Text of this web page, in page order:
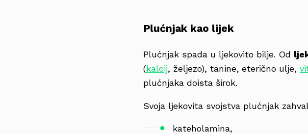
Plućnjak kao lijek
Plućnjak spada u ljekovito bilje. Od
(kalcij, željezo), tanine, eterično ulje,
plućnjaka doista širok.
Svoja ljekovita svojstva plućnjak
kateholamina,